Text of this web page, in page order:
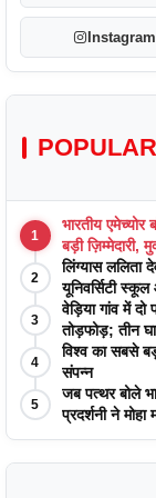
Instagram
POPULAR
1
भारतीय
बड़ी ज़िम्मेदारी,
वादा
2
लिंग्यास
यूनिवर्सिटी स्कूल
साथ अकादमिक
दिवसीय
3
वेड़िया गांव में
तोड़फोड़; तीन
4
विश्व का सबसे
संपन्न
5
जब पत्थर बोले
प्रदर्शनी ने मोहा